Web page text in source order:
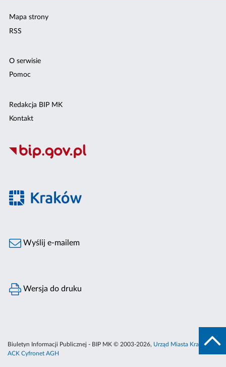
Mapa strony
RSS
O serwisie
Pomoc
Redakcja BIP MK
Kontakt
Wyślij e-mailem
Wersja do druku
Biuletyn Informacji Publicznej - BIP MK © 2003-2026, Urząd Miasta Krakowa
ACK Cyfronet AGH